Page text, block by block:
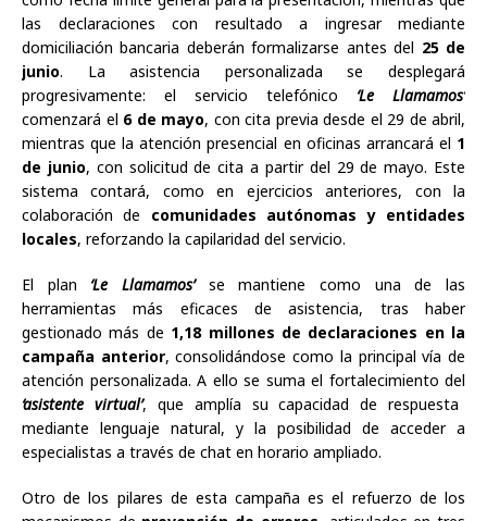
las declaraciones con resultado a ingresar mediante
domiciliación bancaria deberán formalizarse antes del 25 de
junio. La asistencia personalizada se desplegará
progresivamente: el servicio telefónico ‘Le Llamamos’
comenzará el 6 de mayo, con cita previa desde el 29 de abril,
mientras que la atención presencial en oficinas arrancará el 1
de junio, con solicitud de cita a partir del 29 de mayo. Este
sistema contará, como en ejercicios anteriores, con la
colaboración de comunidades autónomas y entidades
locales, reforzando la capilaridad del servicio.
El plan ‘Le Llamamos’
se mantiene como una de las
herramientas más eficaces de asistencia, tras haber
gestionado más de 1,18 millones de declaraciones en la
campaña anterior, consolidándose como la principal vía de
atención personalizada. A ello se suma el fortalecimiento del
‘asistente virtual’, que amplía su capacidad de respuesta
mediante lenguaje natural, y la posibilidad de acceder a
especialistas a través de chat en horario ampliado.
Otro de los pilares de esta campaña es el refuerzo de los